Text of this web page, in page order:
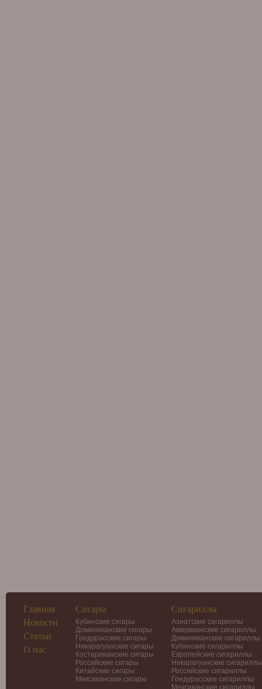
Главная
Новости
Статьи
О нас
Сигары
Кубинские сигары
Доминиканские сигары
Гондурасские сигары
Никарагуанские сигары
Костариканские сигары
Российские сигары
Китайские сигары
Мексиканские сигары
Сигариллы
Азиатские сигариллы
Американские сигариллы
Доминиканские сигариллы
Кубинские сигариллы
Европейские сигариллы
Никарагуанские сигариллы
Российские сигариллы
Гондурасские сигариллы
Мексиканские сигариллы